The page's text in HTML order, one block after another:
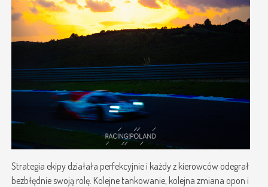
Strategia ekipy działała perfekcyjnie i każdy z kierowców odegrał
bezbłędnie swoją rolę. Kolejne tankowanie, kolejna zmiana opon i